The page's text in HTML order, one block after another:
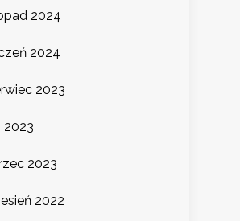
2024
2024
2023
2023
2023
2022